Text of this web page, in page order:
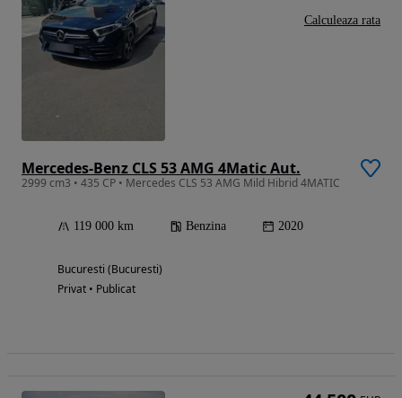
Mercedes-Benz CLS 53 AMG 4Matic Aut.
2999 cm3 • 435 CP • Mercedes CLS 53 AMG Mild Hibrid 4MATIC
119 000 km Benzina 2020
Bucuresti (Bucuresti)
Privat • Publicat
Calculeaza rata